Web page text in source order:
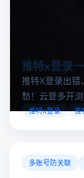
推特x登录
推特X登录出错
愁！云登多开
对性解决登录
推特x登录 推
多账号防关联